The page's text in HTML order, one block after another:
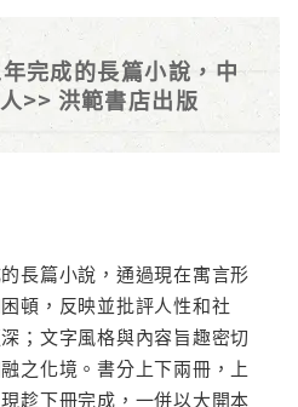
完成的長篇小說，中
>> 洪範書店出版
長篇小說，通過現在寓言形
頓，反映並批評人性和社
；文字風格與內容旨趣密切
之化境。書分上下兩冊，上
趁下冊完成，一併以大開本